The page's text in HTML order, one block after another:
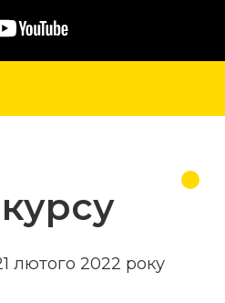
лютого 2022 року